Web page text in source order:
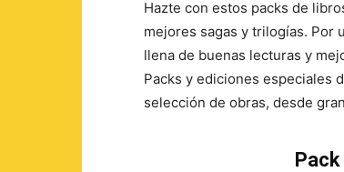
Hazte con estos packs de
mejores sagas y trilogías. Por
llena de buenas lecturas y
Packs y ediciones especiales
selección de obras, desde